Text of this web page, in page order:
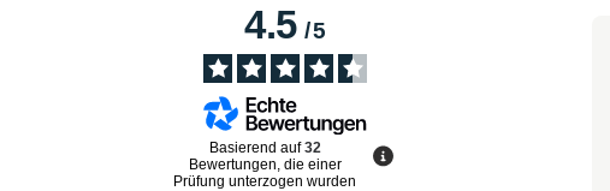
4.5/5
Basierend auf32
Bewertungen, die einer
Prüfung unterzogen wurden